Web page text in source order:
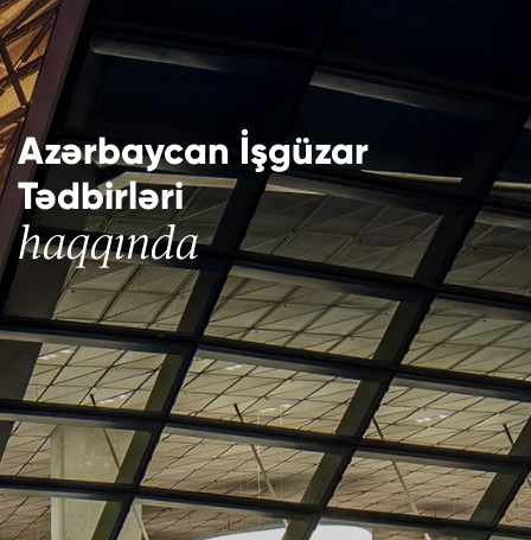
Azərbaycan İşgüzar
Tədbirləri
haqqında